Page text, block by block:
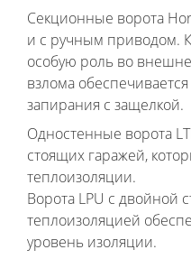
Секционные ворота
и с ручным приводом.
особую роль во
взлома
запирания с защелкой.
Одностенные ворота
стоящих гаражей,
теплоизоляции.
Ворота LPU с двойной
теплоизоляцией
уровень изоляции.